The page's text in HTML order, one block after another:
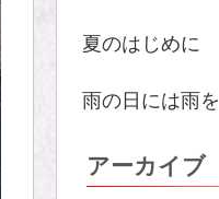
夏のはじめに
雨の日には雨を
アーカイブ